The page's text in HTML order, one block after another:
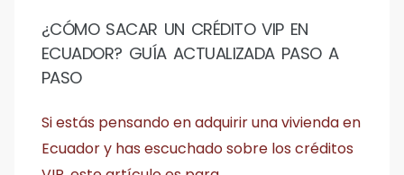
¿CÓMO SACAR UN CRÉDITO VIP EN
ECUADOR? GUÍA ACTUALIZADA PASO A
PASO
Si estás pensando en adquirir una vivienda en
Ecuador y has escuchado sobre los créditos